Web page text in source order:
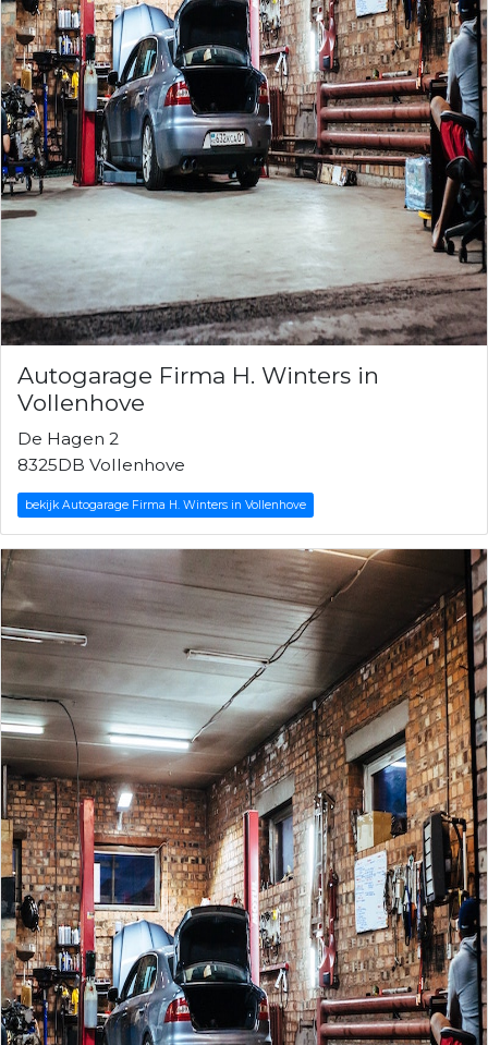
Autogarage Firma H. Winters in
Vollenhove
De Hagen 2
8325DB Vollenhove
bekijk Autogarage Firma H. Winters in Vollenhove